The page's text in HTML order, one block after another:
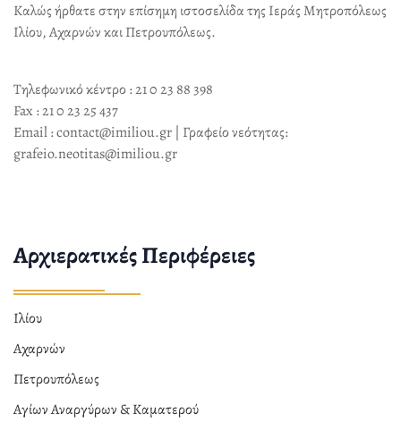
Καλώς ήρθατε στην επίσημη ιστοσελίδα της Ιεράς Μητροπόλεως
Ιλίου, Αχαρνών και Πετρουπόλεως.
Τηλεφωνικό κέντρο : 21 0 23 88 398
Fax : 21 0 23 25 437
Email : contact@imiliou.gr | Γραφείο νεότητας:
grafeio.neotitas@imiliou.gr
Αρχιερατικές Περιφέρειες
Ιλίου
Αχαρνών
Πετρουπόλεως
Αγίων Αναργύρων & Καματερού